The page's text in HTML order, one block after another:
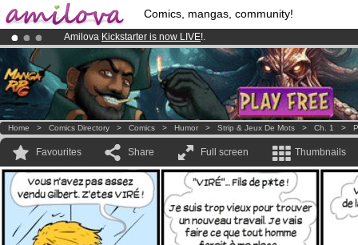
Comics, mangas, community!
Amilova Kickstarter is now LIVE!.
Premium membership from3.95 eurosper month !Get membership
Already 134393 membersand 1208 comics & mangas!.
Home > Comics Directory > Comics > Humor > Strip & Jeux De Mots > Ch. 1 >
Favourites Share Full screen Thumbnails